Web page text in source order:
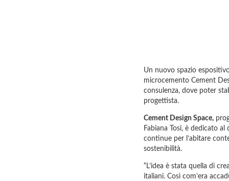
Un nuovo spazio
microcemento Cement
consulenza, dove poter
progettista.
Cement Design Space,
Fabiana Tosi, è dedicato
continue per l’abitare
sostenibilità.
“L’idea è stata quella di
italiani. Così com’era